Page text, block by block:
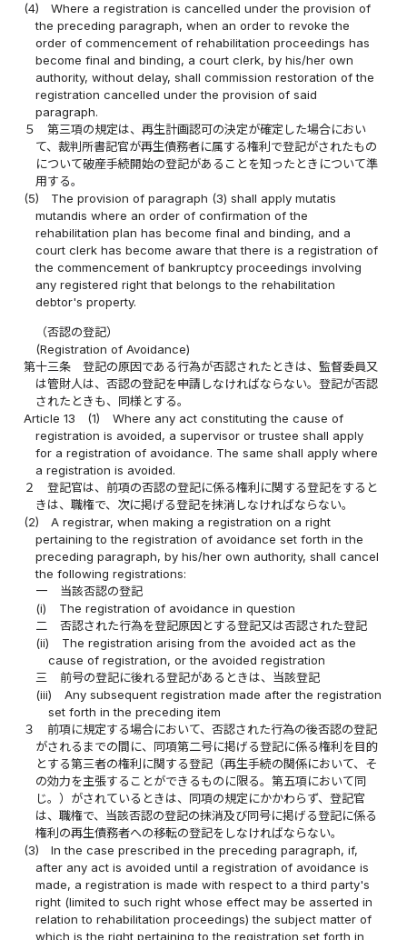
(4)
Where a registration is cancelled under the provision of
the preceding paragraph, when an order to revoke the
order of commencement of rehabilitation proceedings has
become final and binding, a court clerk, by his/her own
authority, without delay, shall commission restoration of the
registration cancelled under the provision of said
paragraph.
５
第三項の規定は、再生計画認可の決定が確定した場合におい
て、裁判所書記官が再生債務者に属する権利で登記がされたもの
について破産手続開始の登記があることを知ったときについて準
用する。
(5)
The provision of paragraph (3) shall apply mutatis
mutandis where an order of confirmation of the
rehabilitation plan has become final and binding, and a
court clerk has become aware that there is a registration of
the commencement of bankruptcy proceedings involving
any registered right that belongs to the rehabilitation
debtor's property.
（否認の登記）
(Registration of Avoidance)
第十三条
登記の原因である行為が否認されたときは、監督委員又
は管財人は、否認の登記を申請しなければならない。登記が否認
されたときも、同様とする。
Article 13
(1)
Where any act constituting the cause of
registration is avoided, a supervisor or trustee shall apply
for a registration of avoidance. The same shall apply where
a registration is avoided.
２
登記官は、前項の否認の登記に係る権利に関する登記をすると
きは、職権で、次に掲げる登記を抹消しなければならない。
(2)
A registrar, when making a registration on a right
pertaining to the registration of avoidance set forth in the
preceding paragraph, by his/her own authority, shall cancel
the following registrations:
一
当該否認の登記
(i)
The registration of avoidance in question
二
否認された行為を登記原因とする登記又は否認された登記
(ii)
The registration arising from the avoided act as the
cause of registration, or the avoided registration
三
前号の登記に後れる登記があるときは、当該登記
(iii)
Any subsequent registration made after the registration
set forth in the preceding item
３
前項に規定する場合において、否認された行為の後否認の登記
がされるまでの間に、同項第二号に掲げる登記に係る権利を目的
とする第三者の権利に関する登記（再生手続の関係において、そ
の効力を主張することができるものに限る。第五項において同
じ。）がされているときは、同項の規定にかかわらず、登記官
は、職権で、当該否認の登記の抹消及び同号に掲げる登記に係る
権利の再生債務者への移転の登記をしなければならない。
(3)
In the case prescribed in the preceding paragraph, if,
after any act is avoided until a registration of avoidance is
made, a registration is made with respect to a third party's
right (limited to such right whose effect may be asserted in
relation to rehabilitation proceedings) the subject matter of
which is the right pertaining to the registration set forth in